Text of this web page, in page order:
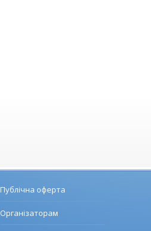
Публічна оферта
Організаторам